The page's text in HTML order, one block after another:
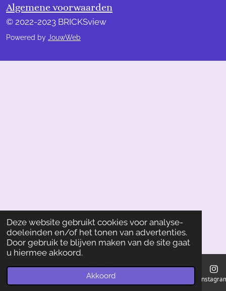
Deze website gebruikt cookies voor analyse-
doeleinden en/of het tonen van advertenties.
Door gebruik te blijven maken van de site gaat
u hiermee akkoord.
Akkoord
Algemene voorwaarden
© 2022-2023 BRICKSview
Powered by JouwWeb
E-mailadres